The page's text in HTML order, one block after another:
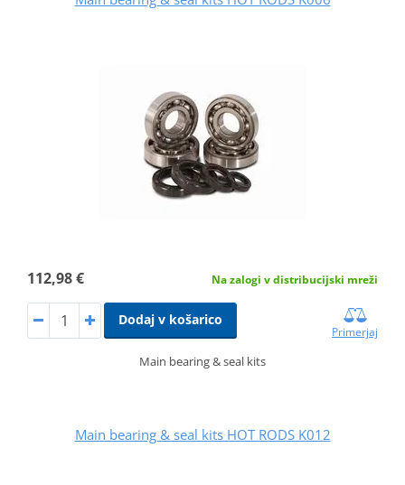
112,98 € Na zalogi v distribucijski mreži
Dodaj v košarico
Primerjaj
Main bearing & seal kits
Main bearing & seal kits HOT RODS K012